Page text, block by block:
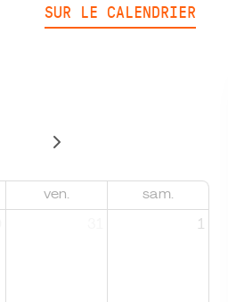
SUR LE CALENDRIER
ven. sam.
1